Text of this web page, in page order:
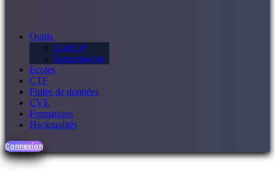
Outils
Logiciel
Ransomware
Ecoles
CTF
Fuites de données
CVE
Formations
Hacktualités
Connexion